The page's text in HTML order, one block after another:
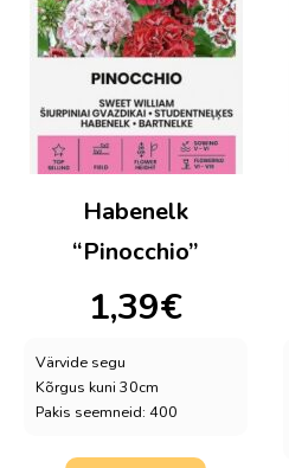
Habenelk
“Pinocchio”
1,39€
Värvide segu
Kõrgus kuni 30cm
Pakis seemneid: 400